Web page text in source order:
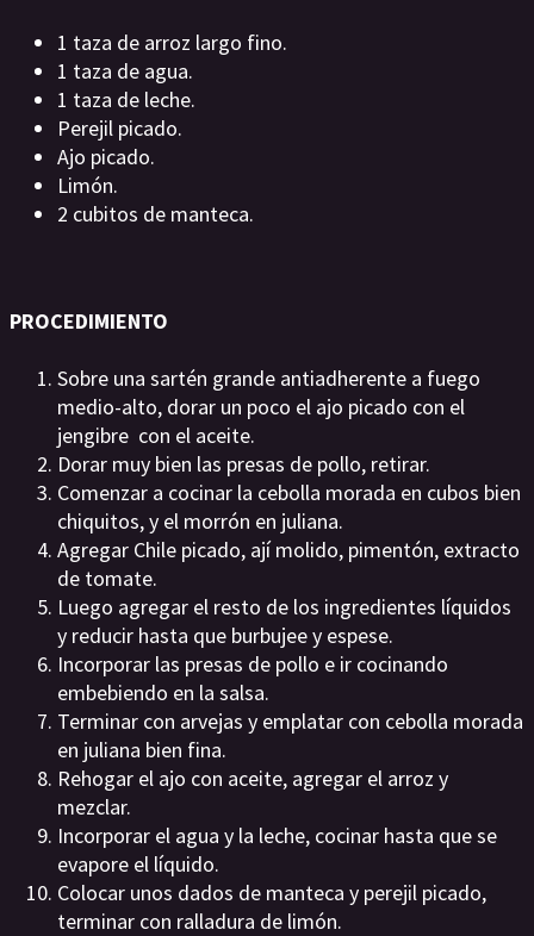
1 taza de arroz largo fino.
1 taza de agua.
1 taza de leche.
Perejil picado.
Ajo picado.
Limón.
2 cubitos de manteca.
PROCEDIMIENTO
Sobre una sartén grande antiadherente a fuego
medio-alto, dorar un poco el ajo picado con el
jengibre con el aceite.
Dorar muy bien las presas de pollo, retirar.
Comenzar a cocinar la cebolla morada en cubos bien
chiquitos, y el morrón en juliana.
Agregar Chile picado, ají molido, pimentón, extracto
de tomate.
Luego agregar el resto de los ingredientes líquidos
y reducir hasta que burbujee y espese.
Incorporar las presas de pollo e ir cocinando
embebiendo en la salsa.
Terminar con arvejas y emplatar con cebolla morada
en juliana bien fina.
Rehogar el ajo con aceite, agregar el arroz y
mezclar.
Incorporar el agua y la leche, cocinar hasta que se
evapore el líquido.
Colocar unos dados de manteca y perejil picado,
terminar con ralladura de limón.